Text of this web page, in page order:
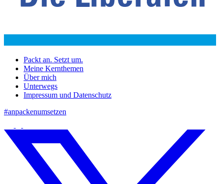
Packt an. Setzt um.
Meine Kernthemen
Über mich
Unterwegs
Impressum und Datenschutz
#anpackenumsetzen